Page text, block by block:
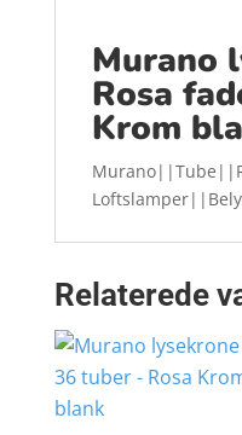
Murano
Rosa
Krom
Relaterede